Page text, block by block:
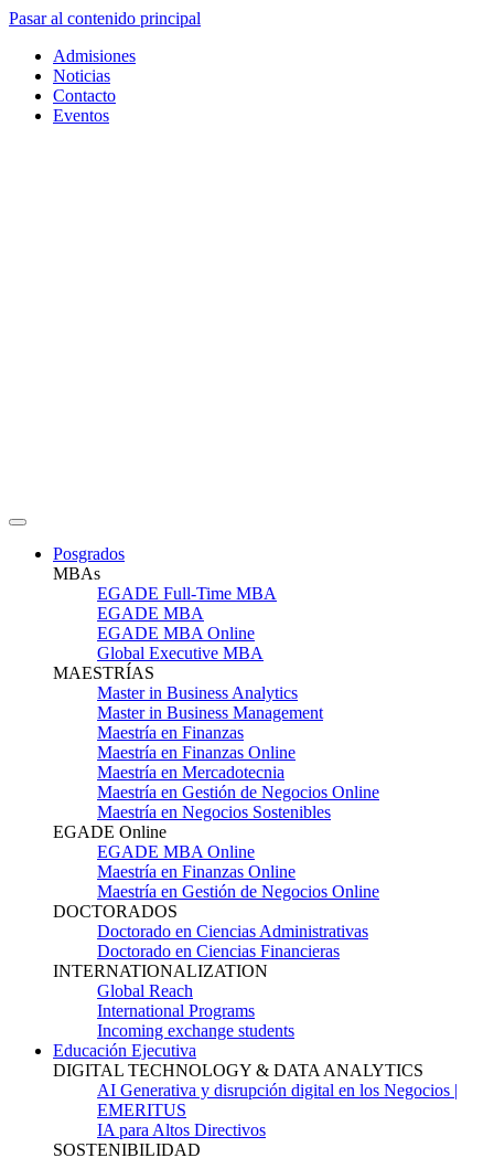
Pasar al contenido principal
Admisiones
Noticias
Contacto
Eventos
Posgrados
MBAs
EGADE Full-Time MBA
EGADE MBA
EGADE MBA Online
Global Executive MBA
MAESTRÍAS
Master in Business Analytics
Master in Business Management
Maestría en Finanzas
Maestría en Finanzas Online
Maestría en Mercadotecnia
Maestría en Gestión de Negocios Online
Maestría en Negocios Sostenibles
EGADE Online
EGADE MBA Online
Maestría en Finanzas Online
Maestría en Gestión de Negocios Online
DOCTORADOS
Doctorado en Ciencias Administrativas
Doctorado en Ciencias Financieras
INTERNATIONALIZATION
Global Reach
International Programs
Incoming exchange students
Educación Ejecutiva
DIGITAL TECHNOLOGY & DATA ANALYTICS
AI Generativa y disrupción digital en los Negocios |
EMERITUS
IA para Altos Directivos
SOSTENIBILIDAD